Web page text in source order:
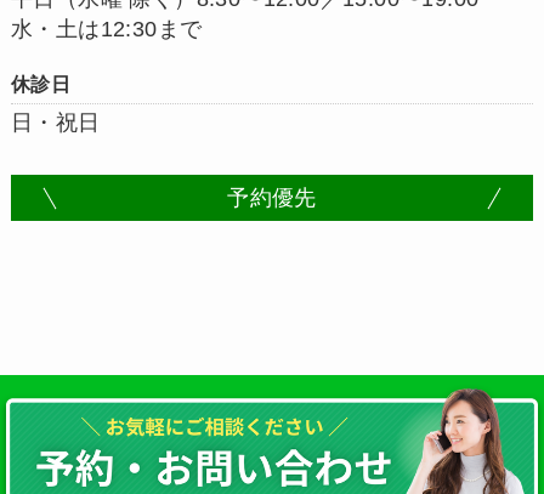
水・土は12:30まで
休診日
日・祝日
予約優先